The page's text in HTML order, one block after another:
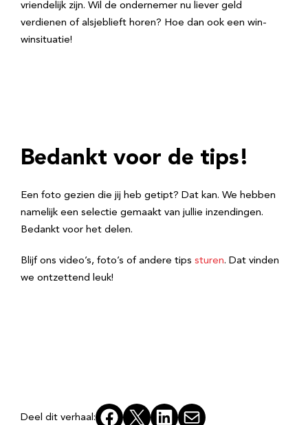
vriendelijk zijn. Wil de ondernemer nu liever geld
verdienen of alsjeblieft horen? Hoe dan ook een win-
winsituatie!
Bedankt voor de tips!
Een foto gezien die jij heb getipt? Dat kan. We hebben
namelijk een selectie gemaakt van jullie inzendingen.
Bedankt voor het delen.
Blijf ons video’s, foto’s of andere tips sturen. Dat vinden
we ontzettend leuk!
Deel dit verhaal: Facebook
X LinkedInE-mail